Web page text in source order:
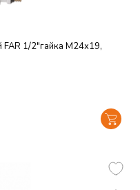
FAR 1/2"гайка М24х19,